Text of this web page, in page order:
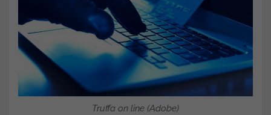
Truffa on line (Adobe)